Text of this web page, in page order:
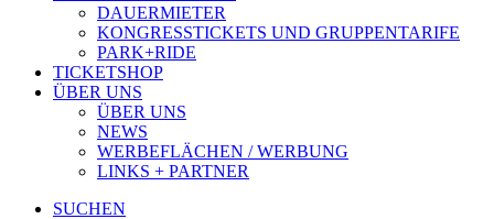
DAUERMIETER
KONGRESSTICKETS UND GRUPPENTARIFE
PARK+RIDE
TICKETSHOP
ÜBER UNS
ÜBER UNS
NEWS
WERBEFLÄCHEN / WERBUNG
LINKS + PARTNER
SUCHEN